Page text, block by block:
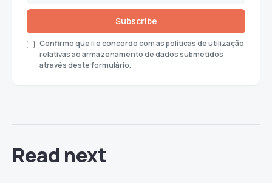
Subscribe
Confirmo que li e concordo com as políticas de utilização
relativas ao armazenamento de dados submetidos
através deste formulário.
Read next